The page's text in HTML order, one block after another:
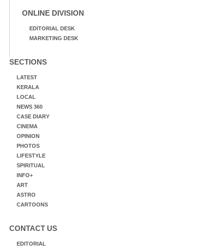
ONLINE DIVISION
EDITORIAL DESK
MARKETING DESK
SECTIONS
LATEST
KERALA
LOCAL
NEWS 360
CASE DIARY
CINEMA
OPINION
PHOTOS
LIFESTYLE
SPIRITUAL
INFO+
ART
ASTRO
CARTOONS
CONTACT US
EDITORIAL